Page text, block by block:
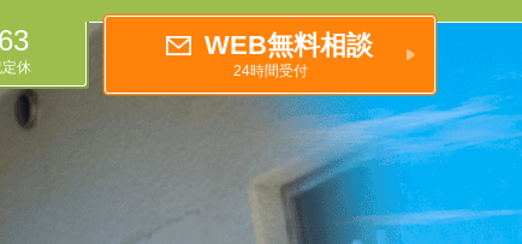
休
WEB無料相談
24時間受付